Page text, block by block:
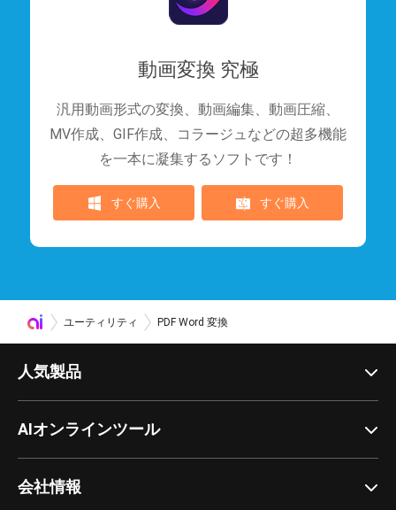
動画変換 究極
汎用動画形式の変換、動画編集、動画圧縮、
MV作成、GIF作成、コラージュなどの超多機能
を一本に凝集するソフトです！
すぐ購入 すぐ購入
ユーティリティ PDF Word 変換
人気製品
AIオンラインツール
会社情報